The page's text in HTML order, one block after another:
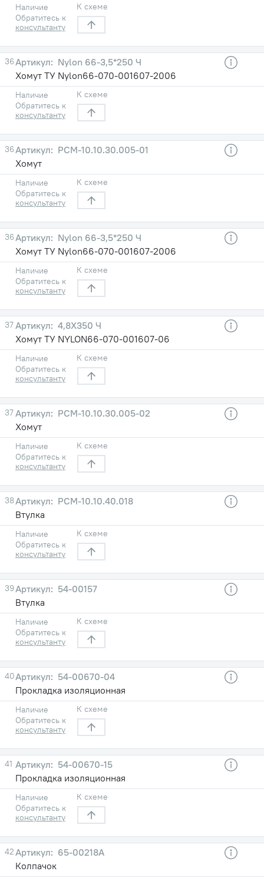
Наличие
Обратитесь к
консультанту
К схеме
36
Nylon 66-3,5*250 Ч
Хомут ТУ Nylon66-070-001607-2006
Наличие
Обратитесь к
консультанту
К схеме
36
РСM-10.10.30.005-01
Хомут
Наличие
Обратитесь к
консультанту
К схеме
36
Nylon 66-3,5*250 Ч
Хомут ТУ Nylon66-070-001607-2006
Наличие
Обратитесь к
консультанту
К схеме
37
4,8X350 Ч
Хомут ТУ NYLON66-070-001607-06
Наличие
Обратитесь к
консультанту
К схеме
37
РСМ-10.10.30.005-02
Хомут
Наличие
Обратитесь к
консультанту
К схеме
38
РСМ-10.10.40.018
Втулка
Наличие
Обратитесь к
консультанту
К схеме
39
54-00157
Втулка
Наличие
Обратитесь к
консультанту
К схеме
40
54-00670-04
Прокладка изоляционная
Наличие
Обратитесь к
консультанту
К схеме
41
54-00670-15
Прокладка изоляционная
Наличие
Обратитесь к
консультанту
К схеме
42
65-00218А
Колпачок